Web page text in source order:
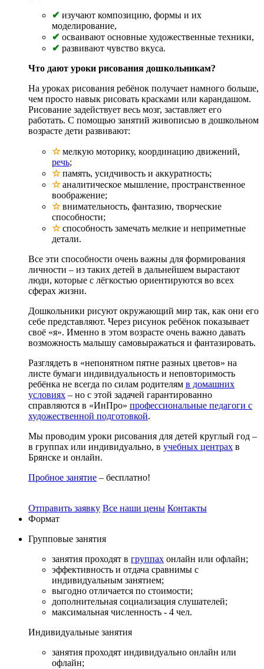
✔ изучают композицию, формы и их
моделирование,
✔ осваивают основные художественные техники,
✔ развивают чувство вкуса.
Что дают уроки рисования дошкольникам?
На уроках рисования ребёнок получает намного больше,
чем просто навык рисовать красками или карандашом.
Рисование задействует весь мозг, заставляет его
работать. С помощью занятий живописью в дошкольном
возрасте дети развивают:
☆мелкую моторику, координацию движений,
речь;
☆память, усидчивость и аккуратность;
☆аналитическое мышление, пространственное
воображение;
☆внимательность, фантазию, творческие
способности;
☆способность замечать мелкие и неприметные
детали.
Все эти способности очень важны для формирования
личности – из таких детей в дальнейшем вырастают
люди, которые с лёгкостью ориентируются во всех
сферах жизни.
Дошкольники рисуют окружающий мир так, как они его
себе представляют. Через рисунок ребёнок показывает
своё «я». Именно в этом возрасте очень важно давать
возможность малышу самовыражаться и фантазировать.
Разглядеть в «непонятном пятне разных цветов» на
листе бумаги индивидуальность и неповторимость
ребёнка не всегда по силам родителям в домашних
условиях – но с этой задачей гарантированно
справляются в «ИнПро» профессиональные педагоги с
художественной подготовкой.
Мы проводим уроки рисования для детей круглый год –
в группах или индивидуально, в учебных центрах в
Брянске и онлайн.
Пробное занятие – бесплатно!
Отправить заявку Все наши цены Контакты
Формат
Групповые занятия
занятия проходят в группах онлайн или офлайн;
эффективность и отдача сравнимы с
индивидуальным занятием;
выгодно отличается по стоимости;
дополнительная социализация слушателей;
максимальная численность - 4 чел.
Индивидуальные занятия
занятия проходят индивидуально онлайн или
офлайн;